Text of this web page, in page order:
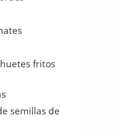
fritos
semillas de